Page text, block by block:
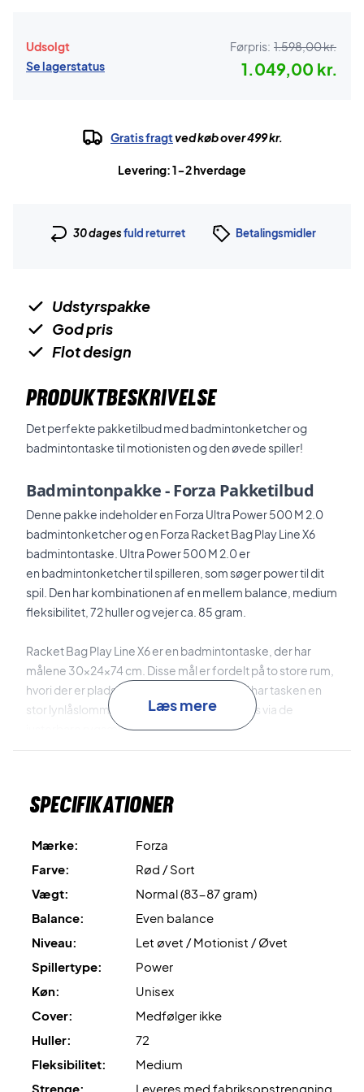
Udsolgt
Se lagerstatus
Førpris: 1.598,00 kr.
1.049,00 kr.
Gratis fragtved køb over 499 kr.
Levering: 1-2 hverdage
30 dagesfuld returret Betalingsmidler
Udstyrspakke
God pris
Flot design
PRODUKTBESKRIVELSE
Det perfekte pakketilbud med badmintonketcher og
badmintontaske til motionisten og den øvede spiller!
Badmintonpakke -Forza Pakketilbud
Denne pakke indeholder en Forza Ultra Power 500 M 2.0
badmintonketcher og en Forza Racket Bag Play Line X6
badmintontaske. Ultra Power 500 M 2.0 er
en badmintonketcher til spilleren, som søger power til dit
spil. Den har kombinationen af en mellem balance, medium
fleksibilitet, 72 huller og vejer ca. 85 gram.
Racket Bag Play Line X6 er en badmintontaske, der har
målene 30x24x74 cm. Disse mål er fordelt på to store rum,
hvori der er plads til masser af udstyr. Hertil har tasken en
stor lynlåslomme på siden og den kan bæres via de
justerbare rygsækkestropper!
Leveres med fabriksopstrengning
100% klar fra start!
opstrengning med Ashaway Zymax 68 TX og 10,5 kg i
hårdhed.
Læs mere
Specifikationer
Mærke:
Forza
Farve:
Rød / Sort
Vægt:
Normal (83-87 gram)
Balance:
Even balance
Niveau:
Let øvet / Motionist / Øvet
Spillertype:
Power
Køn:
Unisex
Cover:
Medfølger ikke
Huller:
72
Fleksibilitet:
Medium
Strenge:
Leveres med fabriksopstrengning